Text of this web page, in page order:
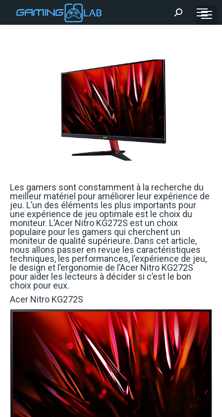
Recherche
Les gamers sont constamment à la recherche du
meilleur matériel pour améliorer leur expérience de
jeu. L’un des éléments les plus importants pour
une expérience de jeu optimale est le choix du
moniteur. L’Acer Nitro KG272S est un choix
populaire pour les gamers qui cherchent un
moniteur de qualité supérieure. Dans cet article,
nous allons passer en revue les caractéristiques
techniques, les performances, l’expérience de jeu,
le design et l’ergonomie de l’Acer Nitro KG272S
pour aider les lecteurs à décider si c’est le bon
choix pour eux.
Acer Nitro KG272S